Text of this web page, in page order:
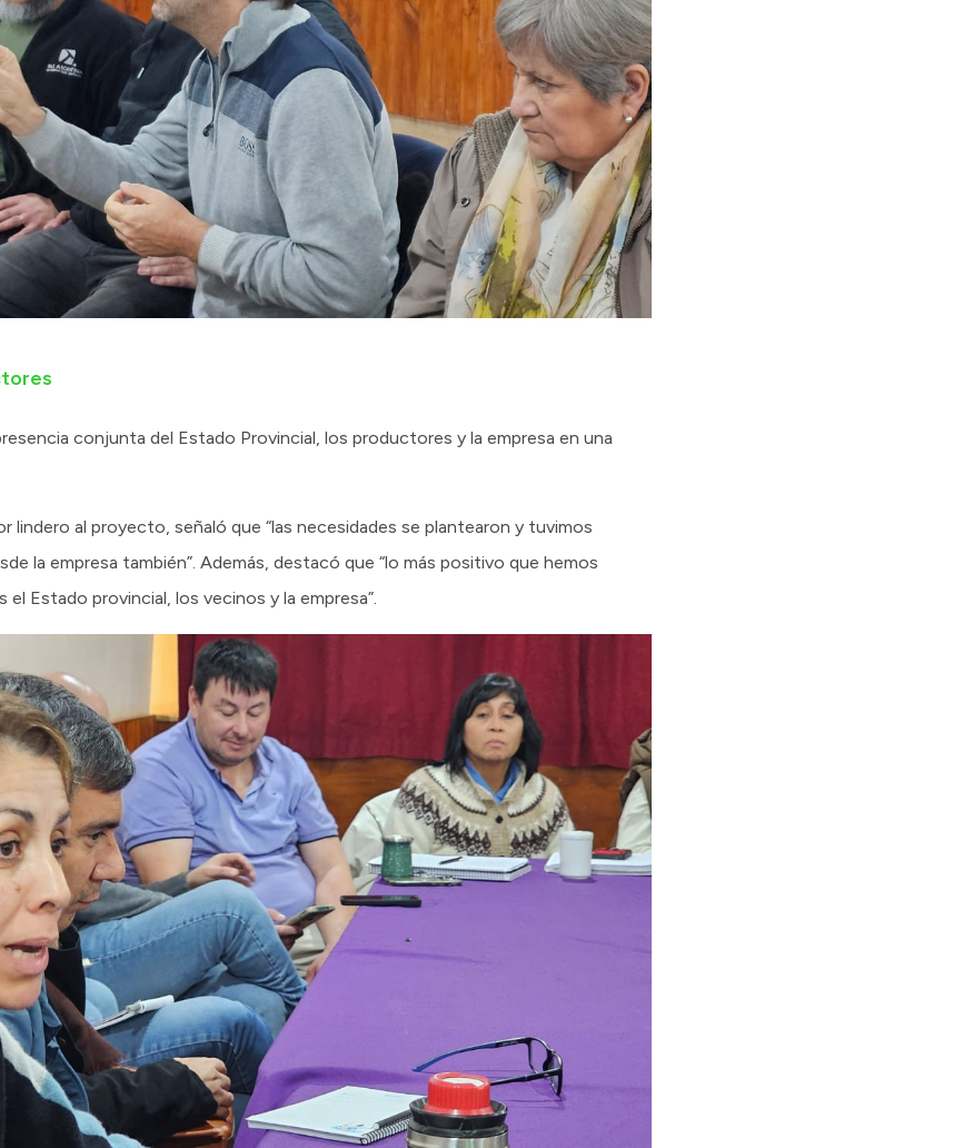
conjunta del Estado Provincial, los productores y la empresa en una
lindero al proyecto, señaló que “las necesidades se plantearon y tuvimos
la empresa también”. Además, destacó que “lo más positivo que hemos
Estado provincial, los vecinos y la empresa”.